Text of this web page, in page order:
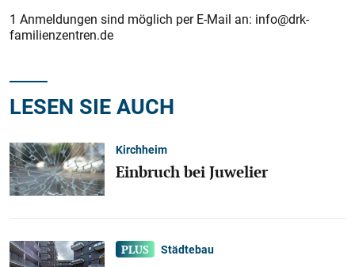
1 Anmeldungen sind möglich per E-Mail an: info@drk-
familienzentren.de
LESEN SIE AUCH
Kirchheim
Einbruch bei Juwelier
Städtebau